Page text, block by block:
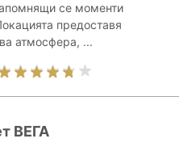
се моменти
предоставя
атмосфера, ...
ВЕГА